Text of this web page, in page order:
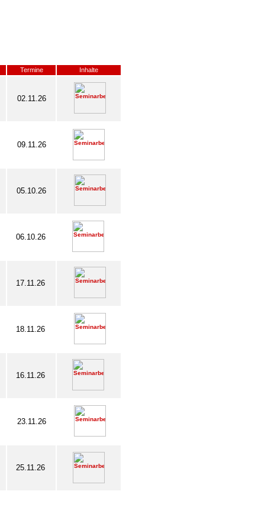
Termine Inhalte
02.11.26
09.11.26
05.10.26
06.10.26
17.11.26
18.11.26
16.11.26
23.11.26
25.11.26